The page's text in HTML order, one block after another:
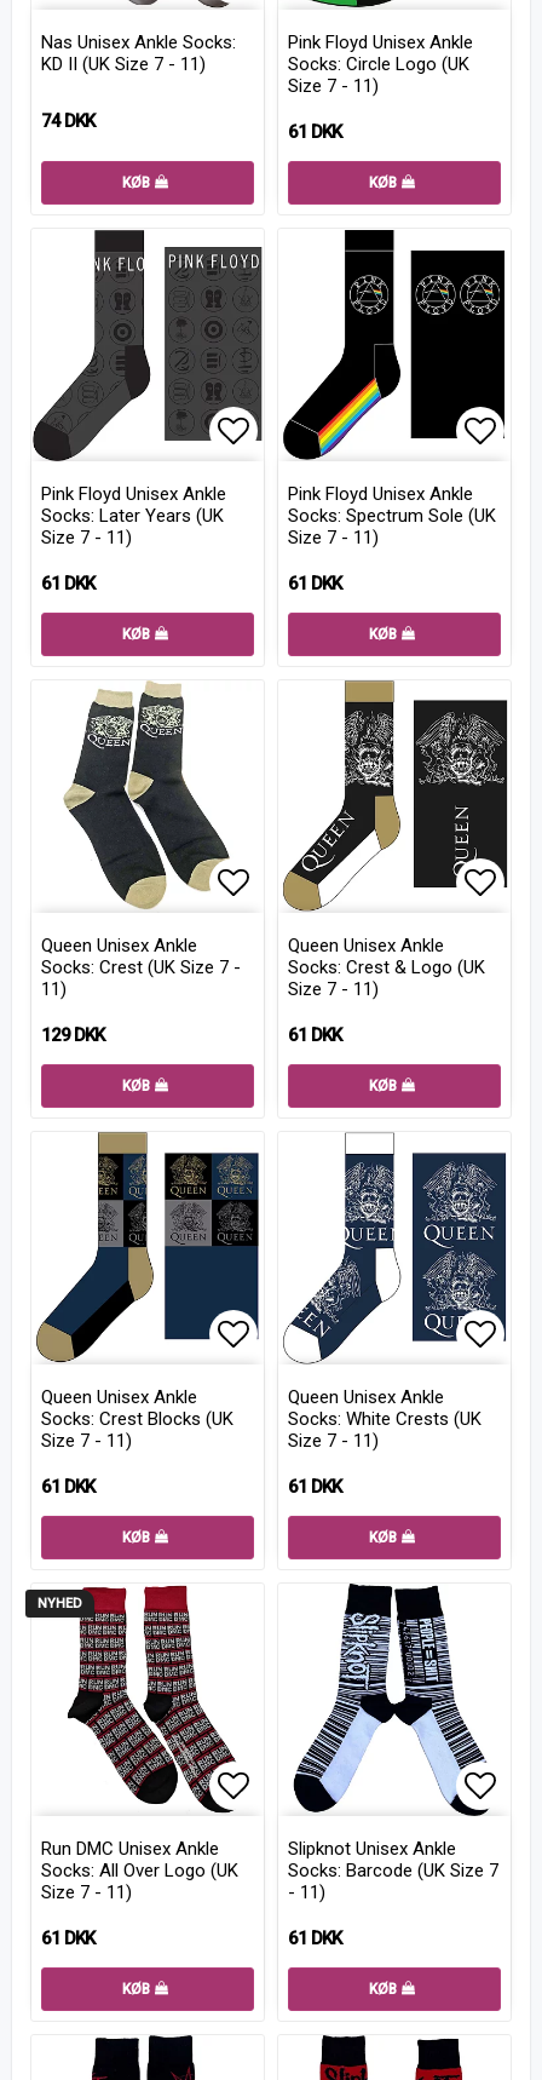
Add to list of favorites
Nas Unisex Ankle Socks:
KD II (UK Size 7 - 11)
74 DKK
KØB
Pink Floyd Unisex Ankle
Socks: Circle Logo (UK
Size 7 - 11)
61 DKK
KØB
Add to list of favorites
Pink Floyd Unisex Ankle
Socks: Later Years (UK
Size 7 - 11)
61 DKK
KØB
Pink Floyd Unisex Ankle
Socks: Spectrum Sole (UK
Size 7 - 11)
61 DKK
KØB
Add to list of favorites
Queen Unisex Ankle
Socks: Crest (UK Size 7 -
11)
129 DKK
KØB
Queen Unisex Ankle
Socks: Crest & Logo (UK
Size 7 - 11)
61 DKK
KØB
Add to list of favorites
Queen Unisex Ankle
Socks: Crest Blocks (UK
Size 7 - 11)
61 DKK
KØB
Queen Unisex Ankle
Socks: White Crests (UK
Size 7 - 11)
61 DKK
KØB
NYHED
Add to list of favorites
Run DMC Unisex Ankle
Socks: All Over Logo (UK
Size 7 - 11)
61 DKK
KØB
Add
Slipknot Unisex Ankle
Socks: Barcode (UK Size 7
- 11)
61 DKK
KØB